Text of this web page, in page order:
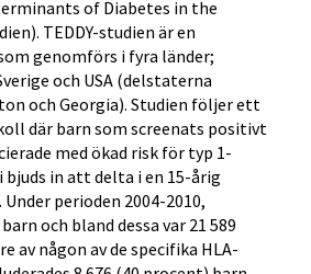
of Diabetes in the
TEDDY-studien är en
genomförs i fyra länder;
och USA (delstaterna
och Georgia). Studien följer ett
där barn som screenats positivt
med ökad risk för typ 1-
bjuds in att delta i en 15-årig
perioden 2004-2010,
och bland dessa var 21 589
av någon av de specifika HLA-